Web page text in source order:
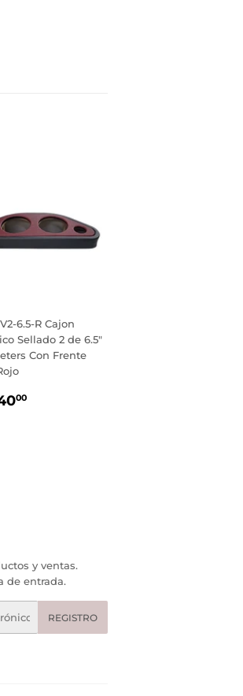
6.5-R Cajon
Sellado 2 de 6.5"
Con Frente
00
y ventas.
de entrada.
REGISTRO